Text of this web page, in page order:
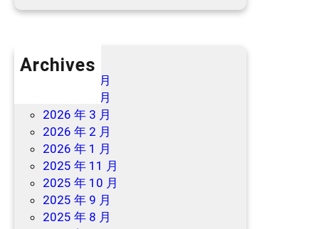
Archives
2026 年 7 月
2026 年 6 月
2026 年 3 月
2026 年 2 月
2026 年 1 月
2025 年 11 月
2025 年 10 月
2025 年 9 月
2025 年 8 月